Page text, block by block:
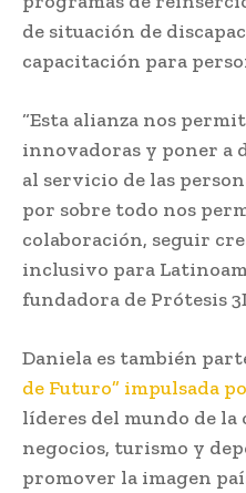
de situación de
capacitación para
“Esta alianza nos
innovadoras y poner a
al servicio de las
por sobre todo nos
colaboración, seguir
inclusivo para
fundadora de Prótesis
Daniela es también
de Futuro” impulsada
líderes del mundo de la
negocios, turismo y
promover la imagen